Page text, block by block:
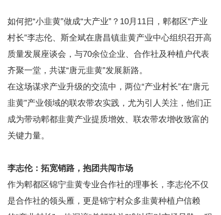
如何把“小韭黄”做成“大产业”？10月11日，郫都区“产业
村长”李志伦、斯全斌在唐昌镇韭黄产业中心组织召开高
质量发展座谈会，与70余位企业、合作社及种植户代表
齐聚一堂，共谋“唐元韭黄”发展新路。
在这场谋求产业升级的交流中，两位“产业村长”在“唐元
韭黄”产业领域的联农带农实践，尤为引人关注，他们正
成为带动郫都韭黄产业提质增效、联农带农增收致富的
关键力量。
李志伦：拓宽销路，抱团共闯市场
作为郫都区锦宁韭黄专业合作社的理事长，李志伦不仅
是合作社的领头雁，更是锦宁村众多韭黄种植户信赖